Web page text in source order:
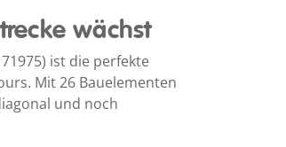
wächst
71975) ist die perfekte
Mit 26 Bauelementen
und noch